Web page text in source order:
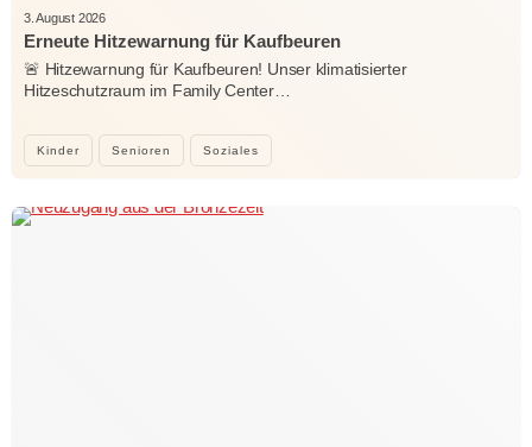
Kinder Senioren Soziales
3. August 2026
Erneute Hitzewarnung für Kaufbeuren
🚨 Hitzewarnung für Kaufbeuren! Unser klimatisierter
Hitzeschutzraum im Family Center…